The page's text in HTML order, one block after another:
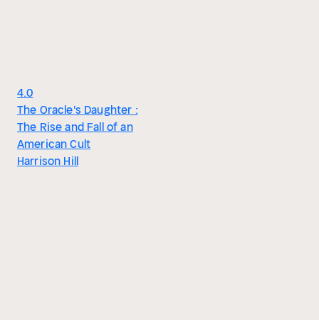
4.0
The Oracle's Daughter :
The Rise and Fall of an
American Cult
Harrison Hill